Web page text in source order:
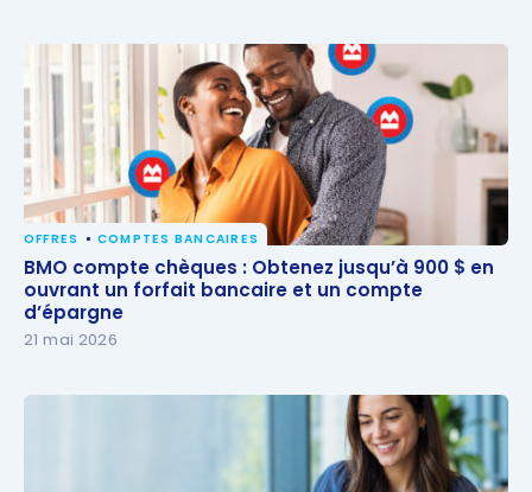
BMO compte chèques : Obtenez jusqu’à 900 $ en
ouvrant un forfait bancaire et un compte
d’épargne
OFFRES COMPTES BANCAIRES
BMO compte chèques : Obtenez jusqu’à 900 $ en
ouvrant un forfait bancaire et un compte
d’épargne
21 mai 2026